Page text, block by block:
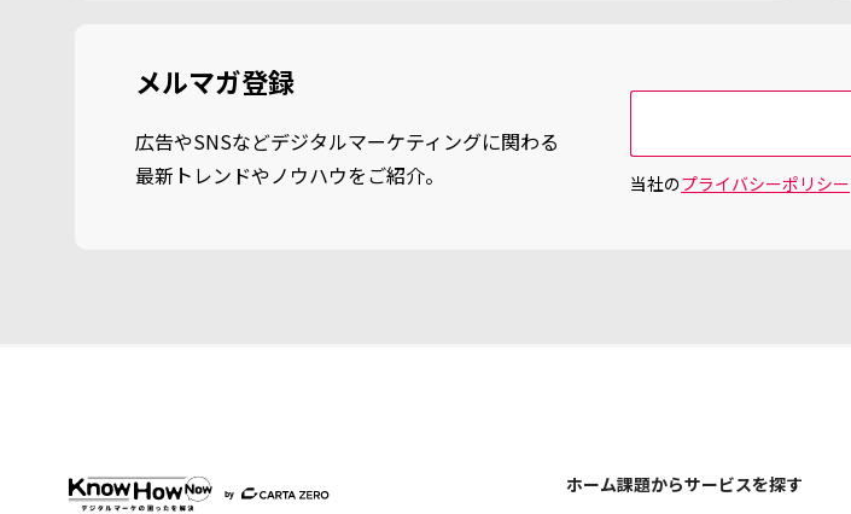
メルマガ登録
広告やSNSなどデジタルマーケティングに関わる
最新トレンドやノウハウをご紹介。
当社のプライバシーポリシー
ホーム課題からサービスを探す